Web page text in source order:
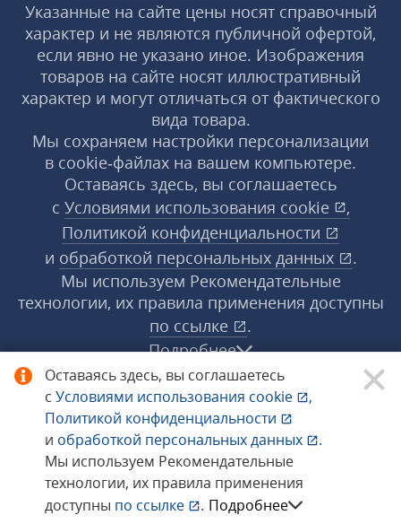
Оставаясь здесь, вы соглашаетесь
с Условиями использования cookie
,
Политикой конфиденциальности
и обработкой персональных данных
.
Мы используем Рекомендательные
технологии, их правила применения
доступны по ссылке . Подробнее
Указанные на сайте цены носят справочный
характер и не являются публичной офертой,
если явно не указано иное. Изображения
товаров на сайте носят иллюстративный
характер и могут отличаться от фактического
вида товара.
Мы сохраняем настройки персонализации
в cookie‑файлах на вашем компьютере.
Оставаясь здесь, вы соглашаетесь
с Условиями использования cookie
,
Политикой конфиденциальности
и обработкой персональных данных
.
Мы используем Рекомендательные
технологии, их правила применения доступны
по ссылке
.
Подробнее
© 1998−2026 «1С‑Рарус» ®. Все права
защищены.
Сообщить об ошибке